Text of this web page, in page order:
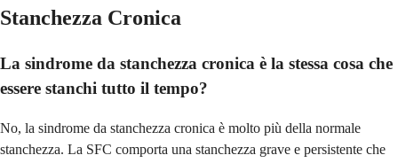
Stanchezza Cronica
La sindrome da stanchezza cronica è la stessa cosa che
essere stanchi tutto il tempo?
No, la sindrome da stanchezza cronica è molto più della normale
stanchezza. La SFC comporta una stanchezza grave e persistente che